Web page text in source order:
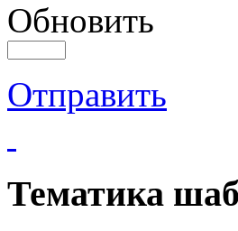
Обновить
Отправить
Тематика